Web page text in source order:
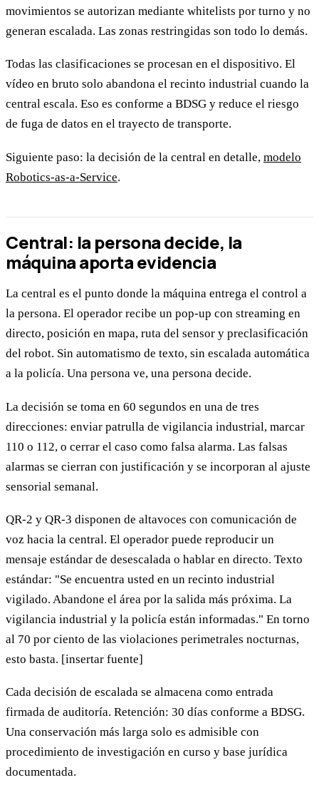
movimientos se autorizan mediante whitelists por turno y no
generan escalada. Las zonas restringidas son todo lo demás.
Todas las clasificaciones se procesan en el dispositivo. El
vídeo en bruto solo abandona el recinto industrial cuando la
central escala. Eso es conforme a BDSG y reduce el riesgo
de fuga de datos en el trayecto de transporte.
Siguiente paso: la decisión de la central en detalle, modelo
Robotics-as-a-Service.
Central: la persona decide, la
máquina aporta evidencia
La central es el punto donde la máquina entrega el control a
la persona. El operador recibe un pop-up con streaming en
directo, posición en mapa, ruta del sensor y preclasificación
del robot. Sin automatismo de texto, sin escalada automática
a la policía. Una persona ve, una persona decide.
La decisión se toma en 60 segundos en una de tres
direcciones: enviar patrulla de vigilancia industrial, marcar
110 o 112, o cerrar el caso como falsa alarma. Las falsas
alarmas se cierran con justificación y se incorporan al ajuste
sensorial semanal.
QR-2 y QR-3 disponen de altavoces con comunicación de
voz hacia la central. El operador puede reproducir un
mensaje estándar de desescalada o hablar en directo. Texto
estándar: "Se encuentra usted en un recinto industrial
vigilado. Abandone el área por la salida más próxima. La
vigilancia industrial y la policía están informadas." En torno
al 70 por ciento de las violaciones perimetrales nocturnas,
esto basta. [insertar fuente]
Cada decisión de escalada se almacena como entrada
firmada de auditoría. Retención: 30 días conforme a BDSG.
Una conservación más larga solo es admisible con
procedimiento de investigación en curso y base jurídica
documentada.